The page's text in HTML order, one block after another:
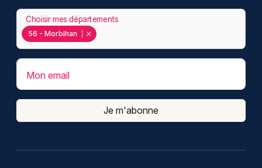
56 - Morbihan
Choisir mes départements
Mon email
Je m'abonne